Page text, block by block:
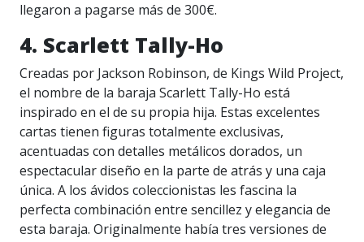
llegaron a pagarse más de 300€.
4. Scarlett Tally-Ho
Creadas por Jackson Robinson, de Kings Wild Project,
el nombre de la baraja Scarlett Tally-Ho está
inspirado en el de su propia hija. Estas excelentes
cartas tienen figuras totalmente exclusivas,
acentuadas con detalles metálicos dorados, un
espectacular diseño en la parte de atrás y una caja
única. A los ávidos coleccionistas les fascina la
perfecta combinación entre sencillez y elegancia de
esta baraja. Originalmente había tres versiones de